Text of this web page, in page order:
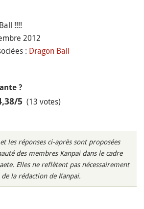
!!!!
2012
: Dragon Ball
?
/5 (13 votes)
les réponses ci-après sont proposées
des membres Kanpai dans le cadre
Elles ne reflètent pas nécessairement
la rédaction de Kanpai.